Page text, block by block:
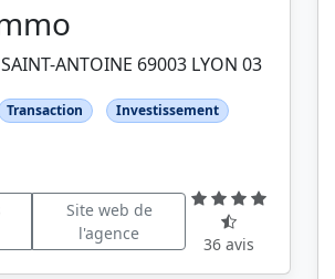
ANTOINE 69003 LYON 03
Transaction
Investissement
Site web de
l'agence
36 avis